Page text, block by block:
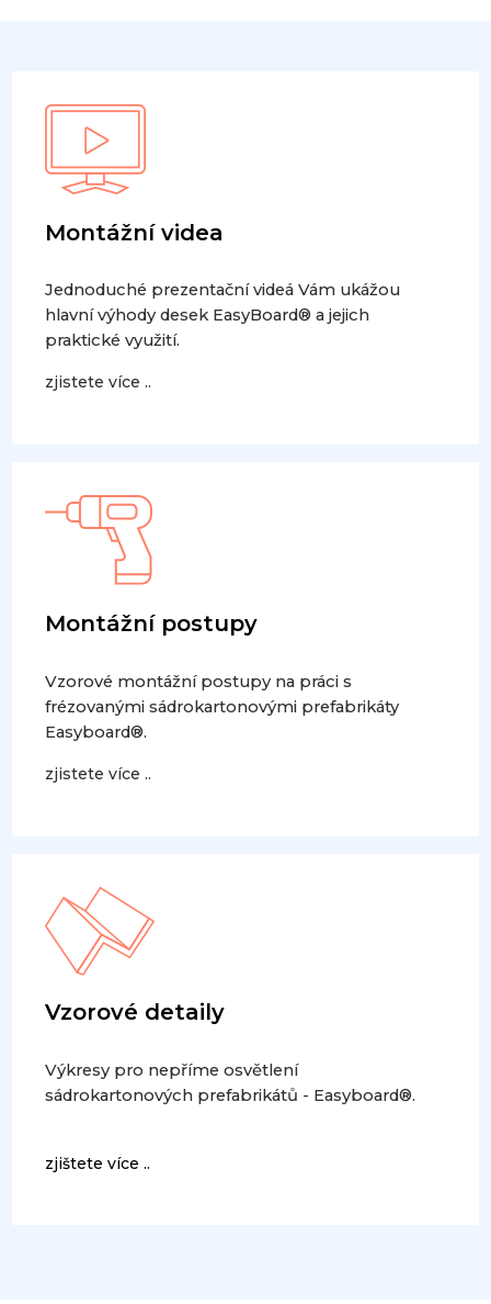
Montážní videa
Jednoduché prezentační videá Vám ukážou
hlavní výhody desek EasyBoard® a jejich
praktické využití.
zjistete více ..
Montážní postupy
Vzorové montážní postupy na práci s
frézovanými sádrokartonovými prefabrikáty
Easyboard®.
zjistete více ..
Vzorové detaily
Výkresy pro nepříme osvětlení
sádrokartonových prefabrikátů - Easyboard®.
zjištete více ..